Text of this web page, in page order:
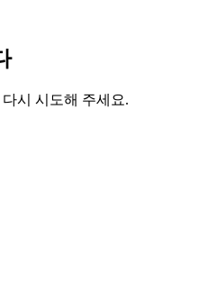
시 시도해 주세요.